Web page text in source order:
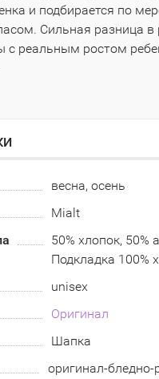
и подбирается по
Сильная разница в
с реальным ростом
весна, осень
Mialt
50% хлопок, 50%
Подкладка 100%
unisex
Оригинал
Шапка
оригинал-